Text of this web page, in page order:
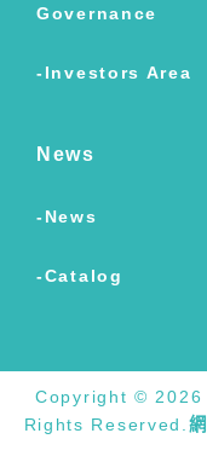
Governance
Investors Area
News
News
Catalog
Copyright © 2026
Rights Reserved.